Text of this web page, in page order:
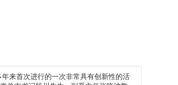
来首次进行的一次非常具有创新性的活